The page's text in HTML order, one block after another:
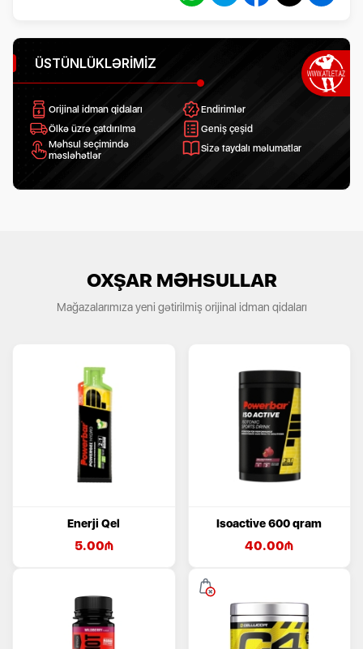
ÜSTÜNLÜKLƏRIMIZ
Orijinal idman qidaları
Endirimlər
Ölkə üzrə çatdırılma
Geniş çeşid
Məhsul seçimində
məsləhətlər
Sizə faydalı məlumatlar
OXŞAR MƏHSULLAR
Mağazalarımıza yeni gətirilmiş orijinal idman qidaları
Enerji Qel
5.00₼
Isoactive 600 qram
40.00₼